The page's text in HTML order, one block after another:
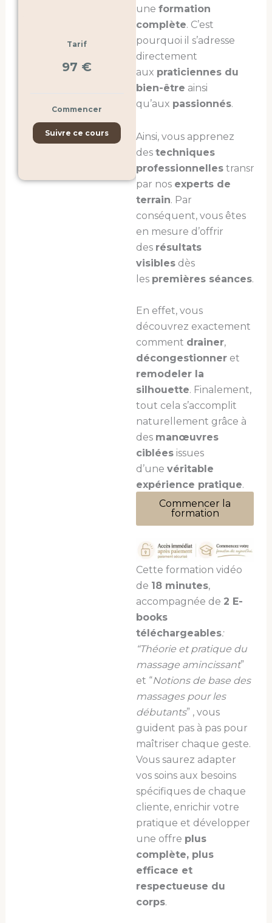
Tarif
97 €
Commencer
Suivre ce cours
une formation
complète. C’est
pourquoi il s’adresse
directement
aux praticiennes du
bien-être ainsi
qu’aux passionnés.
Ainsi, vous apprenez
des techniques
professionnelles
par nos experts de
terrain. Par
conséquent, vous êtes
en mesure d’offrir
des résultats
visibles dès
les premières séances.
En effet, vous
découvrez exactement
comment drainer,
décongestionner et
remodeler la
silhouette. Finalement,
tout cela s’accomplit
naturellement grâce à
des manœuvres
ciblées issues
d’une véritable
expérience pratique.
Commencer la
formation
Cette formation vidéo
de 18 minutes,
accompagnée de 2 E-
books
téléchargeables:
“Théorie et pratique du
massage amincissant”
et “Notions de base des
massages pour les
débutants” , vous
guident pas à pas pour
maîtriser chaque geste.
Vous saurez adapter
vos soins aux besoins
spécifiques de chaque
cliente, enrichir votre
pratique et développer
une offre plus
complète, plus
efficace et
respectueuse du
corps.